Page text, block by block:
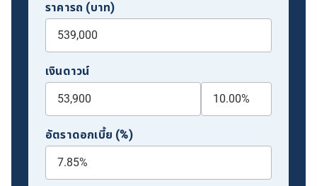
ราคารถ (บาท)
เงินดาวน์
อัตราดอกเบี้ย (%)